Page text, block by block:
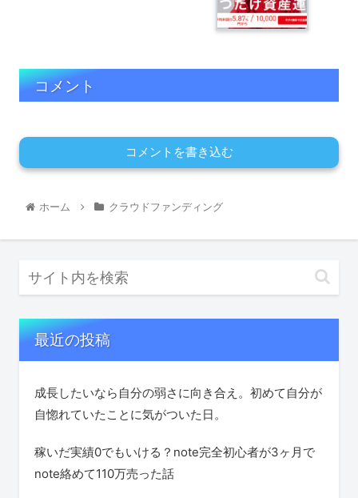
コメント
コメントを書き込む
ホーム クラウドファンディング
最近の投稿
成長したいなら自分の弱さに向き合え。初めて自分が
自惚れていたことに気がついた日。
稼いだ実績0でもいける？note完全初心者が3ヶ月で
note絡めて110万売った話